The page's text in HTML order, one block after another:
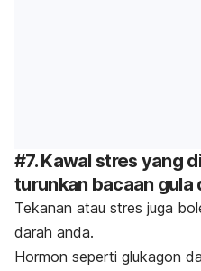
#7. Kawal stres yang
turunkan bacaan gula
Tekanan atau stres juga
darah anda.
Hormon seperti glukagon